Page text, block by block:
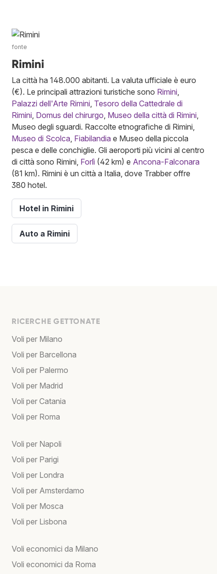
fonte
Rimini
La città ha 148.000 abitanti. La valuta ufficiale è euro
(€). Le principali attrazioni turistiche sono Rimini,
Palazzi dell'Arte Rimini, Tesoro della Cattedrale di
Rimini, Domus del chirurgo, Museo della città di Rimini,
Museo degli sguardi. Raccolte etnografiche di Rimini,
Museo di Scolca, Fiabilandia e Museo della piccola
pesca e delle conchiglie. Gli aeroporti più vicini al centro
di città sono Rimini, Forlì (42 km) e Ancona-Falconara
(81 km). Rimini è un città a Italia, dove Trabber offre
380 hotel.
Hotel in Rimini
Auto a Rimini
RICERCHE GETTONATE
Voli per Milano
Voli per Barcellona
Voli per Palermo
Voli per Madrid
Voli per Catania
Voli per Roma
Voli per Napoli
Voli per Parigi
Voli per Londra
Voli per Amsterdamo
Voli per Mosca
Voli per Lisbona
Voli economici da Milano
Voli economici da Roma